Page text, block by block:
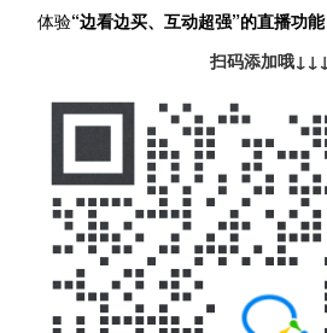
体验“边看边买、互动超强”的直播功能
扫码添加哦↓↓↓